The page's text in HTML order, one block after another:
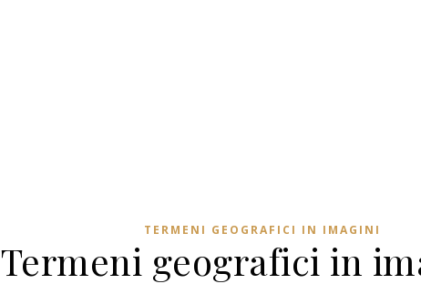
TERMENI GEOGRAFICI IN IMAGINI
Termeni geografici in